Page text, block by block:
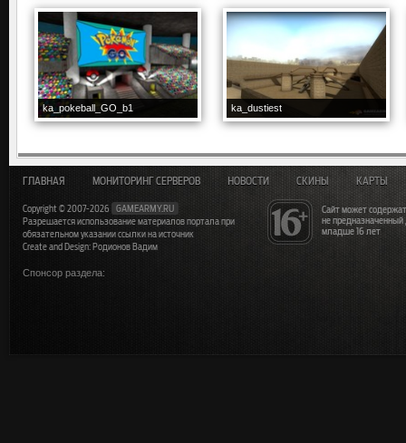
ka_pokeball_GO_b1 ka_dustiest
Сайт может
не
младше 16 лет
ГЛАВНАЯ МОНИТОРИНГ СЕРВЕРОВ НОВОСТИ СКИНЫ КАРТЫ
Copyright © 2007-2026
GAMEARMY.RU
Разрешается использование материалов портала при
обязательном указании ссылки на источник
Create and Design: Родионов Вадим
Спонсор раздела: